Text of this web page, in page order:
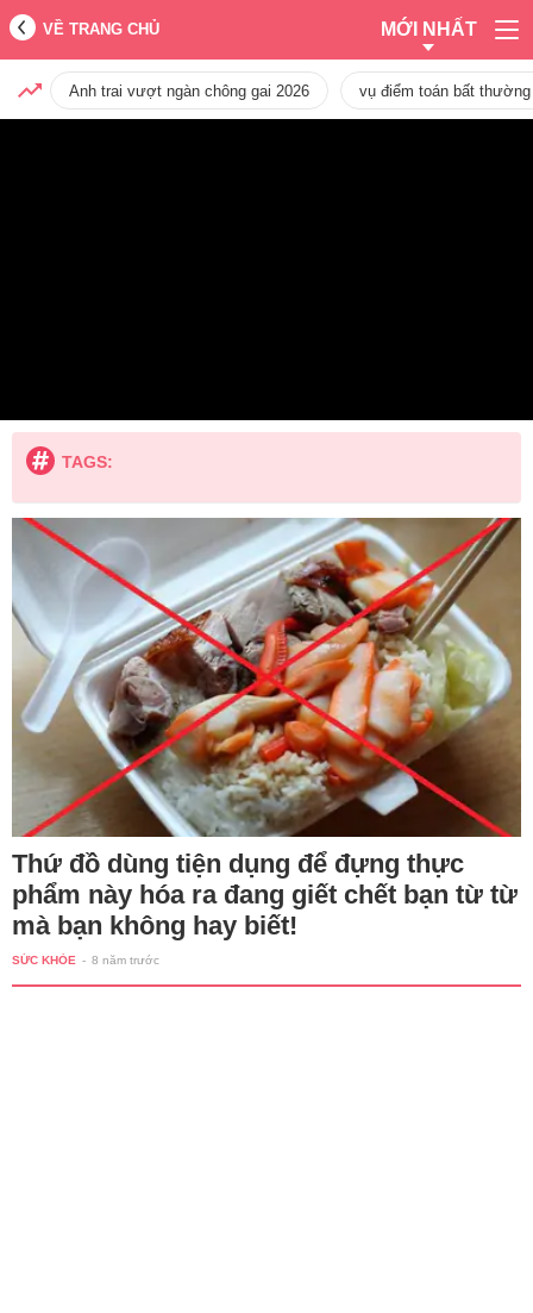
VỀ TRANG CHỦ MỚI NHẤT
Anh trai vượt ngàn chông gai 2026 vụ điểm toán bất
TAGS:
Thứ đồ dùng tiện dụng để đựng thực
phẩm này hóa ra đang giết chết bạn từ từ
mà bạn không hay biết!
SỨC KHỎE - 8 năm trước